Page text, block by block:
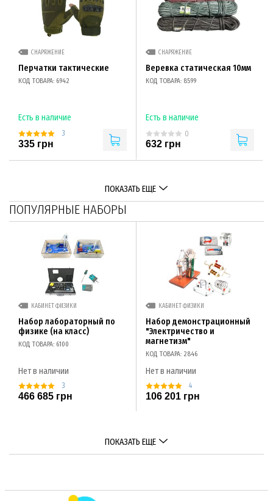
СНАРЯЖЕНИЕ
Перчатки тактические
КОД ТОВАРА: 6942
Есть в наличие
3
335 грн
СНАРЯЖЕНИЕ
Веревка статическая 10мм
КОД ТОВАРА: 8599
Есть в наличие
0
632 грн
ПОКАЗАТЬ ЕЩЕ
ПОПУЛЯРНЫЕ НАБОРЫ
КАБИНЕТ ФИЗИКИ
Набор лабораторный по
физике (на класс)
КОД ТОВАРА: 6100
Нет в наличии
3
466 685 грн
КАБИНЕТ ФИЗИКИ
Набор демонстрационный
"Электричество и
магнетизм"
КОД ТОВАРА: 2846
Нет в наличии
4
106 201 грн
ПОКАЗАТЬ ЕЩЕ